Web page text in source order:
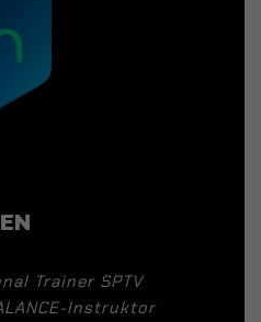
Trainer SPTV
Instruktor